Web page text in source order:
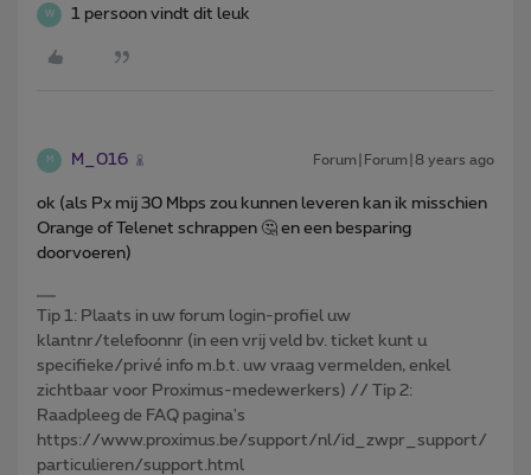
W 1 persoon vindt dit leuk
M M_016 Forum|Forum|8 years ago
ok (als Px mij 30 Mbps zou kunnen leveren kan ik misschien
Orange of Telenet schrappen 🤔 en een besparing
doorvoeren)
Tip 1: Plaats in uw forum login-profiel uw
klantnr/telefoonnr (in een vrij veld bv. ticket kunt u
specifieke/privé info m.b.t. uw vraag vermelden, enkel
zichtbaar voor Proximus-medewerkers) // Tip 2:
Raadpleeg de FAQ pagina's
https://www.proximus.be/support/nl/id_zwpr_support/
particulieren/support.html